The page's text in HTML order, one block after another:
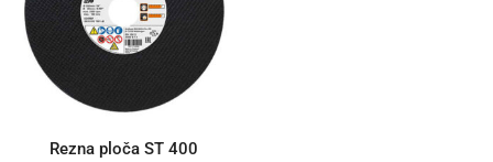
Rezna ploča ST 400